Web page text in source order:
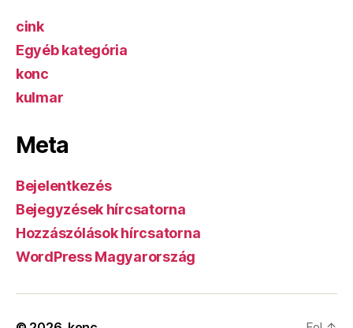
cink
Egyéb kategória
konc
kulmar
Meta
Bejelentkezés
Bejegyzések hírcsatorna
Hozzászólások hírcsatorna
WordPress Magyarország